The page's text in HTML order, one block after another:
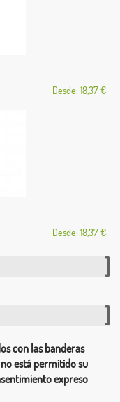
Desde: 18,37 €
Desde: 18,37 €
con las banderas
está permitido su
expreso